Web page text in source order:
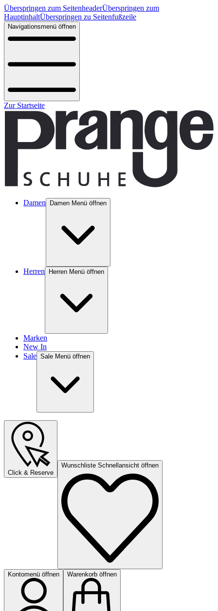
Überspringen zum SeitenheaderÜberspringen zum
HauptinhaltÜberspringen zu Seitenfußzeile
Navigationsmenü öffnen
Zur Startseite
Damen Damen Menü öffnen
Herren Herren Menü öffnen
Marken
New In
Sale Sale Menü öffnen
Click & Reserve
Wunschliste Schnellansicht öffnen
Kontomenü öffnen Warenkorb öffnen